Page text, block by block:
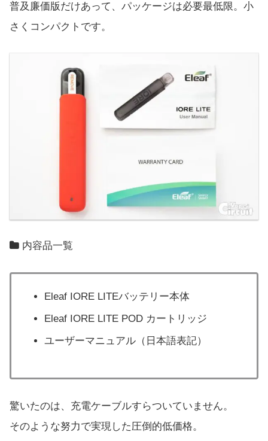
普及廉価版だけあって、パッケージは必要最低限。小
さくコンパクトです。
内容品一覧
Eleaf IORE LITEバッテリー本体
Eleaf IORE LITE POD カートリッジ
ユーザーマニュアル（日本語表記）
驚いたのは、充電ケーブルすらついていません。
そのような努力で実現した圧倒的低価格。